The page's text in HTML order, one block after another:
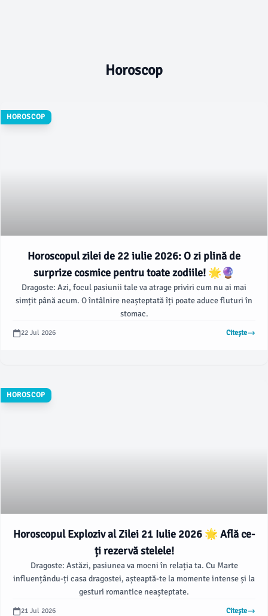
Horoscop
HOROSCOP
Horoscopul zilei de 22 iulie 2026: O zi plină de
surprize cosmice pentru toate zodiile! 🌟🔮
Dragoste: Azi, focul pasiunii tale va atrage priviri cum nu ai mai
simțit până acum. O întâlnire neașteptată îți poate aduce fluturi în
stomac.
22 Jul 2026 Citește
HOROSCOP
Horoscopul Exploziv al Zilei 21 Iulie 2026 🌟 Află ce-
ți rezervă stelele!
Dragoste: Astăzi, pasiunea va mocni în relația ta. Cu Marte
influențându-ți casa dragostei, așteaptă-te la momente intense și la
gesturi romantice neașteptate.
21 Jul 2026 Citește